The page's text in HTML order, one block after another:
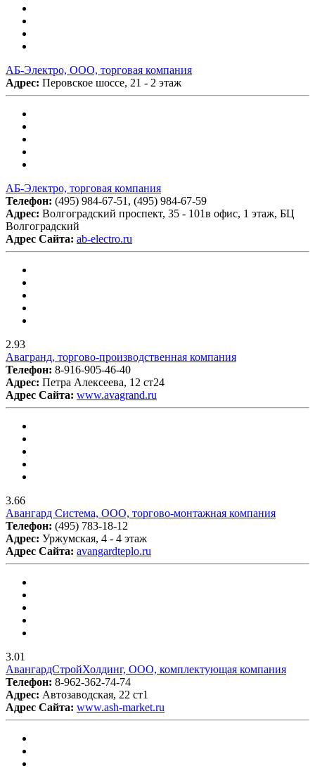
АБ-Электро, ООО, торговая компания
Адрес: Перовское шоссе, 21 - 2 этаж
АБ-Электро, торговая компания
Телефон: (495) 984-67-51, (495) 984-67-59
Адрес: Волгоградский проспект, 35 - 101в офис, 1 этаж, БЦ
Волгоградский
Адрес Сайта: ab-electro.ru
2.93
Авагранд, торгово-производственная компания
Телефон: 8-916-905-46-40
Адрес: Петра Алексеева, 12 ст24
Адрес Сайта: www.avagrand.ru
3.66
Авангард Система, ООО, торгово-монтажная компания
Телефон: (495) 783-18-12
Адрес: Уржумская, 4 - 4 этаж
Адрес Сайта: avangardteplo.ru
3.01
АвангардСтройХолдинг, ООО, комплектующая компания
Телефон: 8-962-362-74-74
Адрес: Автозаводская, 22 ст1
Адрес Сайта: www.ash-market.ru